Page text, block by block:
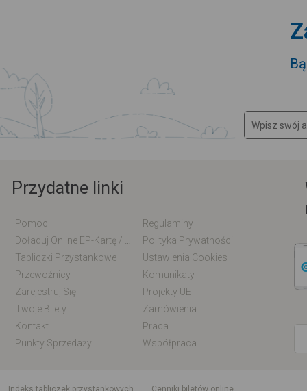
Przydatne linki
Pomoc
Regulaminy
Polityka Prywatności
Tabliczki Przystankowe
Ustawienia Cookies
Przewoźnicy
Komunikaty
Zarejestruj Się
Projekty UE
Twoje Bilety
Zamówienia
Kontakt
Praca
Punkty Sprzedaży
Współpraca
indeks tabliczek przystankowych
Cenniki biletów online